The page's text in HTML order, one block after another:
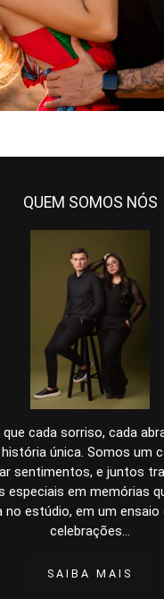
1412
QUEM SOMOS NÓS
cada sorriso, cada
única. Somos um
sentimentos, e juntos
especiais em memórias
no estúdio, em um
celebrações...
SAIBA MAIS